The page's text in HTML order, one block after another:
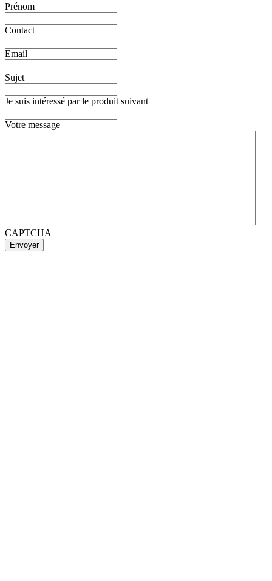
Prénom
Contact
Email
Sujet
Je suis intéressé par le produit suivant
Votre message
CAPTCHA